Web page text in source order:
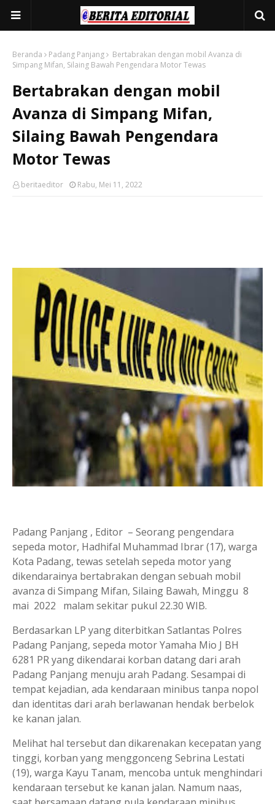
Beranda Padang Panjang
Bertabrakan dengan mobil Avanza di
Simpang Mifan, Silaing Bawah Pengendara Motor Tewas
Bertabrakan dengan mobil
Avanza di Simpang Mifan,
Silaing Bawah Pengendara
Motor Tewas
beritaeditor Rabu, Mei 11, 2022
Padang Panjang , Editor – Seorang pengendara
sepeda motor, Hadhifal Muhammad Ibrar (17), warga
Kota Padang, tewas setelah sepeda motor yang
dikendarainya bertabrakan dengan sebuah mobil
avanza di Simpang Mifan, Silaing Bawah, Minggu 8
mai 2022 malam sekitar pukul 22.30 WIB.
Berdasarkan LP yang diterbitkan Satlantas Polres
Padang Panjang, sepeda motor Yamaha Mio J BH
6281 PR yang dikendarai korban datang dari arah
Padang Panjang menuju arah Padang. Sesampai di
tempat kejadian, ada kendaraan minibus tanpa nopol
dan identitas dari arah berlawanan hendak berbelok
ke kanan jalan.
Melihat hal tersebut dan dikarenakan kecepatan yang
tinggi, korban yang menggonceng Sebrina Lestati
(19), warga Kayu Tanam, mencoba untuk menghindari
kendaraan tersebut ke kanan jalan. Namum naas,